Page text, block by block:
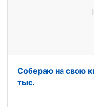
Собераю на свою
тыс.